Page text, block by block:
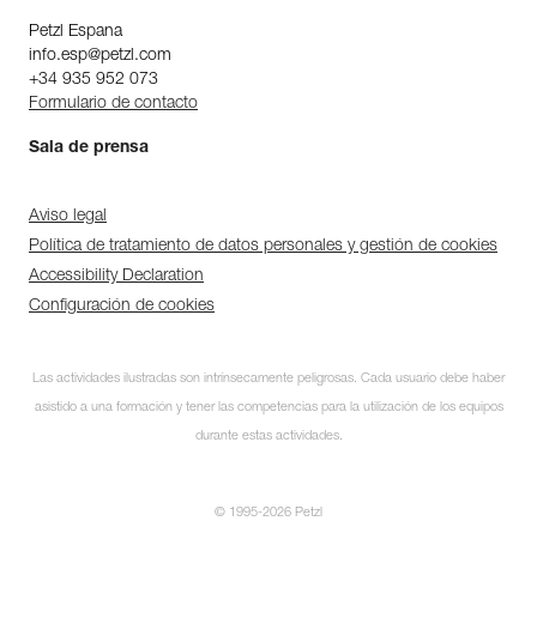
Petzl Espana
info.esp@petzl.com
+34 935 952 073
Formulario de contacto
Sala de prensa
Aviso legal
Política de tratamiento de datos personales y gestión de cookies
Accessibility Declaration
Configuración de cookies
Las actividades ilustradas son intrínsecamente peligrosas. Cada usuario debe haber
asistido a una formación y tener las competencias para la utilización de los equipos
durante estas actividades.
© 1995-2026 Petzl